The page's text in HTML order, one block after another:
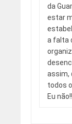
da
estar
a falta
assim,
todos
Eu